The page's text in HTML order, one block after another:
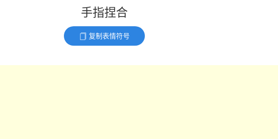
手指捏合
复制表情符号